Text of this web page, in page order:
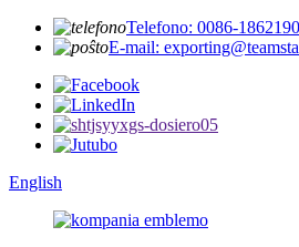
Telefono: 0086-
E-mail:
English